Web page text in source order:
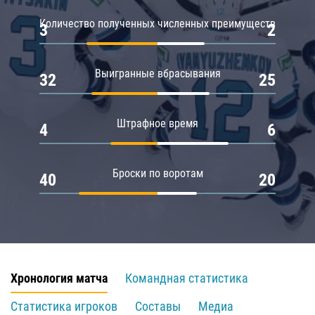
Количество полученных численных преимуществ
3 2
Выигранные вбрасывания
32 25
Штрафное время
4 6
Броски по воротам
40 20
Хронология матча
Командная статистика
Статистика игроков
Составы Медиа